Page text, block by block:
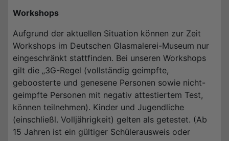
Workshops
Aufgrund der aktuellen Situation können zur Zeit
Workshops im Deutschen Glasmalerei-Museum nur
eingeschränkt stattfinden. Bei unseren Workshops
gilt die „3G-Regel (vollständig geimpfte,
geboosterte und genesene Personen sowie nicht-
geimpfte Personen mit negativ attestiertem Test,
können teilnehmen). Kinder und Jugendliche
(einschließl. Volljährigkeit) gelten als getestet. (Ab
15 Jahren ist ein gültiger Schülerausweis oder